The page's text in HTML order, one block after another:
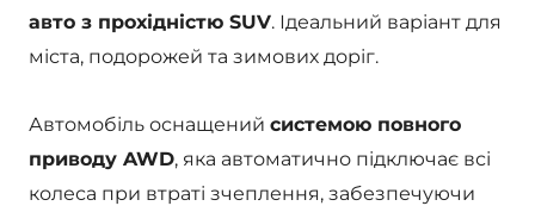
авто з прохідністю SUV. Ідеальний варіант для
міста, подорожей та зимових доріг.
Автомобіль оснащений системою повного
приводу AWD, яка автоматично підключає всі
колеса при втраті зчеплення, забезпечуючи